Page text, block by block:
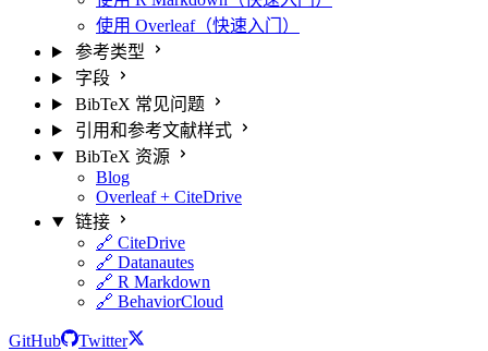
使用 Overleaf（快速入门）
参考类型
字段
BibTeX 常见问题
引用和参考文献样式
BibTeX 资源
Blog
Overleaf + CiteDrive
链接
🔗 CiteDrive
🔗 Datanautes
🔗 R Markdown
🔗 BehaviorCloud
GitHub
Twitter